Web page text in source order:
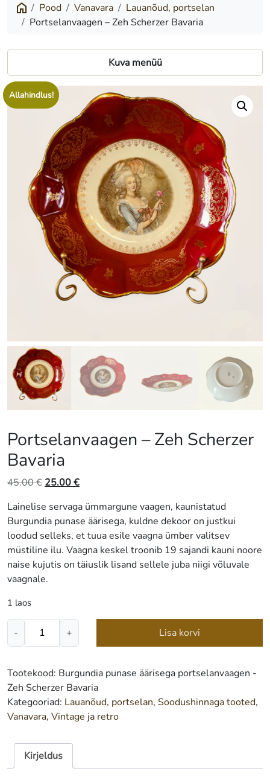
Zeh
Scherzer
Bavaria
Pood Vanavara
Lauanõud, portselan
Portselanvaagen – Zeh Scherzer Bavaria
Kuva menüü
Allahindlus!
Portselanvaagen – Zeh Scherzer
Bavaria
45.00€ Algne
oli:
45.00 €.
25.00€Praegune
on:
25.00 €.
Lainelise servaga ümmargune vaagen, kaunistatud
Burgundia punase äärisega, kuldne dekoor on justkui
loodud selleks, et tuua esile vaagna ümber valitsev
müstiline ilu. Vaagna keskel troonib 19 sajandi kauni noore
naise kujutis on täiuslik lisand sellele juba niigi võluvale
vaagnale.
1 laos
-
Portselanvaagen
Scherzer
Bavaria
kogus
+ Lisa korvi
Tootekood: Burgundia punase äärisega portselanvaagen -
Zeh Scherzer Bavaria
Kategooriad: Lauanõud, portselan, Soodushinnaga tooted,
Vanavara, Vintage ja retro
Kirjeldus